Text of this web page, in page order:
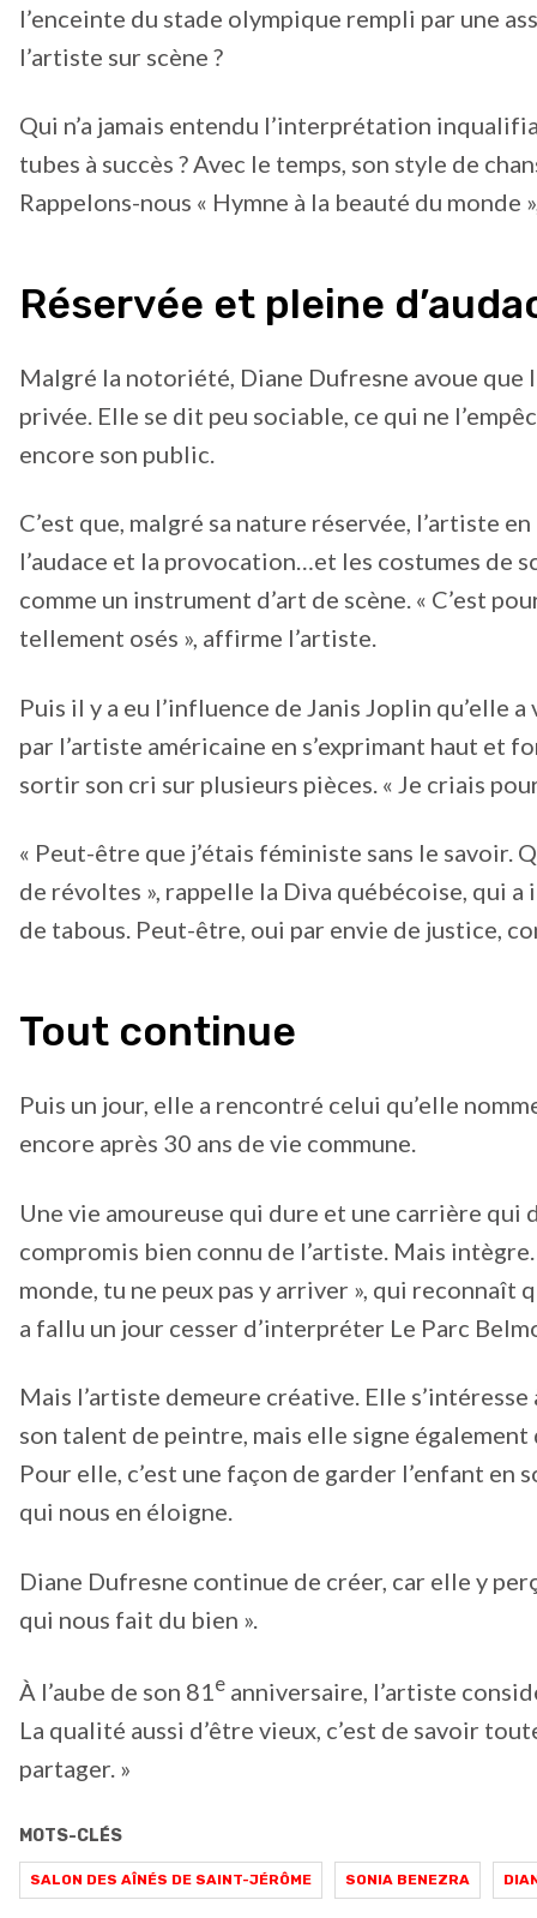
l’enceinte du stade olympique rempli par une
l’artiste sur scène ?
Qui n’a jamais entendu l’interprétation
tubes à succès ? Avec le temps, son style de
Rappelons-nous « Hymne à la beauté du
Réservée et pleine
Malgré la notoriété, Diane Dufresne avoue que
privée. Elle se dit peu sociable, ce qui ne
encore son public.
C’est que, malgré sa nature réservée, l’artiste
l’audace et la provocation…et les costumes de
comme un instrument d’art de scène. « C’est
tellement osés », affirme l’artiste.
Puis il y a eu l’influence de Janis Joplin qu’elle
par l’artiste américaine en s’exprimant haut et
sortir son cri sur plusieurs pièces. « Je criais
« Peut-être que j’étais féministe sans le savoir.
de révoltes », rappelle la Diva québécoise, qui
de tabous. Peut-être, oui par envie de justice,
Tout continue
Puis un jour, elle a rencontré celui qu’elle
encore après 30 ans de vie commune.
Une vie amoureuse qui dure et une carrière qui
compromis bien connu de l’artiste. Mais
monde, tu ne peux pas y arriver », qui reconnaît
a fallu un jour cesser d’interpréter Le Parc
Mais l’artiste demeure créative. Elle
son talent de peintre, mais elle signe
Pour elle, c’est une façon de garder l’enfant
qui nous en éloigne.
Diane Dufresne continue de créer, car elle y
qui nous fait du bien ».
À l’aube de son 81e anniversaire, l’artiste
La qualité aussi d’être vieux, c’est de savoir
partager. »
MOTS-CLÉS
SALON DES AÎNÉS DE SAINT-JÉRÔME SONIA BENEZRA